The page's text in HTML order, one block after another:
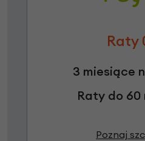
Raty
3 miesiące
Raty do 60
Poznaj